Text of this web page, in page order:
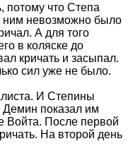
потому что Степа
ним невозможно было
А для того
в коляске до
кричать и засыпал.
сил уже не было.
И Степины
показал им
Войта. После первой
На второй день